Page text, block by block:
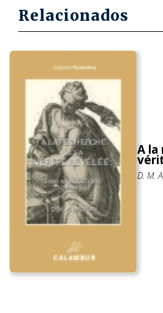
Relacionados
A la
D. M.